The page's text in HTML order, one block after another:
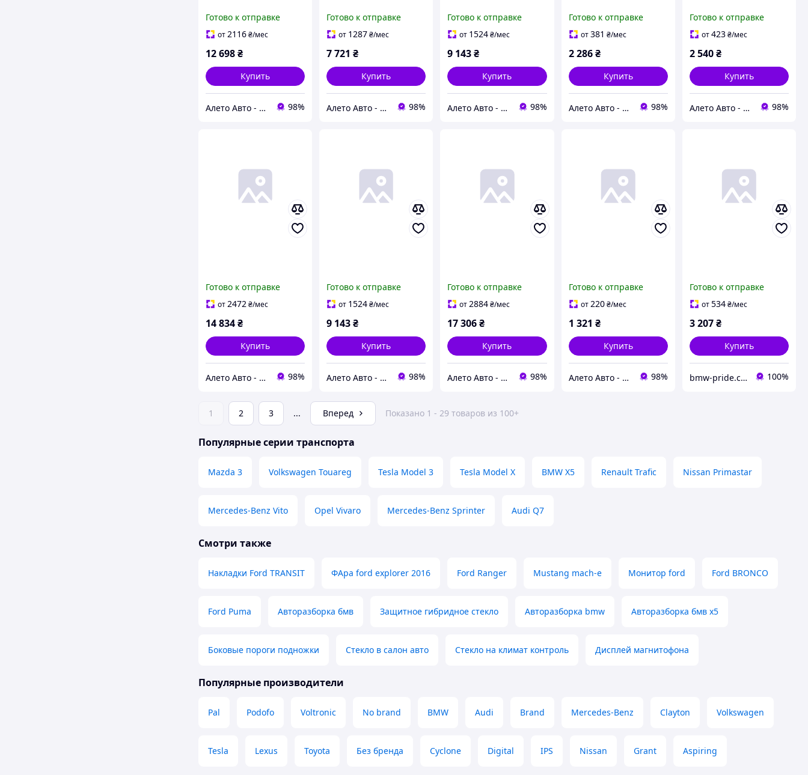
Готово к отправке
от2116₴/мес
12 698₴
Купить
Алето Авто - запчасти на авто из США 98%
Готово к отправке
от 1287₴/мес
7 721 ₴
Купить
Алето Авто - запчасти на авто из США 98%
Готово к отправке
от 1524₴/мес
9 143₴
Купить
Алето Авто - запчасти на авто из США 98%
Готово к отправке
от381 ₴/мес
2 286 ₴
Купить
Алето Авто - запчасти на авто из США 98%
Готово к отправке
от423₴/мес
2 540₴
Купить
Алето Авто - запчасти на авто из США 98%
Готово к отправке
от2472₴/мес
14 834₴
Купить
Алето Авто - запчасти на авто из США 98%
Готово к отправке
от 1524₴/мес
9 143₴
Купить
Алето Авто - запчасти на авто из США 98%
Готово к отправке
от2884₴/мес
17 306₴
Купить
Алето Авто - запчасти на авто из США 98%
Готово к отправке
от220 ₴/мес
1 321 ₴
Купить
Алето Авто - запчасти на авто из США 98%
Готово к отправке
от534₴/мес
3 207₴
Купить
bmw-pride.com.ua 100%
1 2 3 ... Вперед Показано 1 - 29 товаров из 100+
Популярные серии транспорта
Mazda 3 Volkswagen Touareg Tesla Model 3 Tesla Model X BMW X5 Renault Trafic Nissan Primastar
Mercedes-Benz Vito Opel Vivaro Mercedes-Benz Sprinter Audi Q7
Смотри также
Накладки Ford TRANSIT ФАра ford explorer 2016 Ford Ranger Mustang mach-e Монитор ford Ford BRONCO
Ford Puma Авторазборка бмв Защитное гибридное стекло Авторазборка bmw Авторазборка бмв х5
Боковые пороги подножки Стекло в салон авто Стекло на климат контроль Дисплей магнитофона
Популярные производители
Pal Podofo Voltronic No brand BMW Audi Brand Mercedes-Benz Clayton Volkswagen
Tesla Lexus Toyota Без бренда Cyclone Digital IPS Nissan Grant Aspiring